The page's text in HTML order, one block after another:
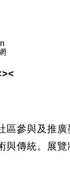
參與及推
傳統。展